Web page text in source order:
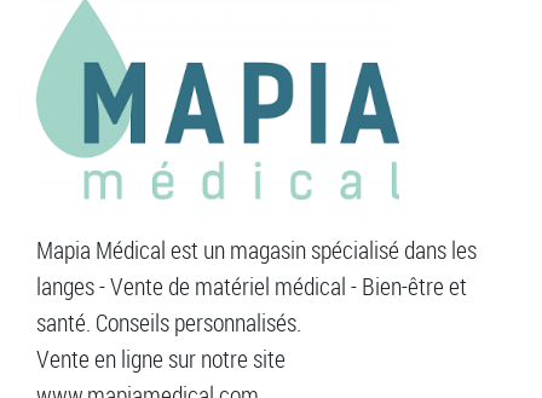
Mapia Médical est un magasin spécialisé dans les
langes - Vente de matériel médical - Bien-être et
santé. Conseils personnalisés.
Vente en ligne sur notre site